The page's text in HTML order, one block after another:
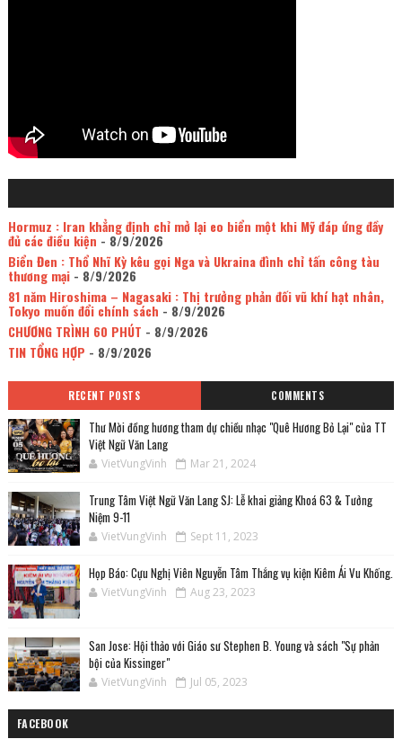
Hormuz : Iran khẳng định chỉ mở lại eo biển một khi Mỹ đáp ứng đầy
đủ các điều kiện - 8/9/2026
Biển Đen : Thổ Nhĩ Kỳ kêu gọi Nga và Ukraina đình chỉ tấn công tàu
thương mại- 8/9/2026
81 năm Hiroshima – Nagasaki : Thị trưởng phản đối vũ khí hạt nhân,
Tokyo muốn đổi chính sách - 8/9/2026
CHƯƠNG TRÌNH 60 PHÚT - 8/9/2026
TIN TỔNG HỢP - 8/9/2026
RECENT POSTS COMMENTS
Thư Mời đồng hương tham dự chiều nhạc "Quê Hương Bỏ Lại" của TT
Việt Ngữ Văn Lang
VietVungVinh Mar 21, 2024
Trung Tâm Việt Ngữ Văn Lang SJ: Lễ khai giảng Khoá 63 & Tưởng
Niệm 9-11
VietVungVinh Sept 11, 2023
Họp Báo: Cựu Nghị Viên Nguyễn Tâm Thắng vụ kiện Kiêm Ái Vu Khống.
VietVungVinh Aug 23, 2023
San Jose: Hội thảo với Giáo sư Stephen B. Young và sách "Sự phản
bội của Kissinger"
VietVungVinh Jul 05, 2023
FACEBOOK